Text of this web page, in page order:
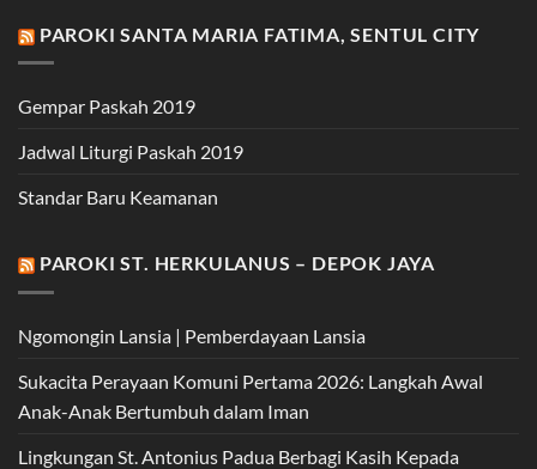
PAROKI SANTA MARIA FATIMA, SENTUL CITY
Gempar Paskah 2019
Jadwal Liturgi Paskah 2019
Standar Baru Keamanan
PAROKI ST. HERKULANUS – DEPOK JAYA
Ngomongin Lansia | Pemberdayaan Lansia
Sukacita Perayaan Komuni Pertama 2026: Langkah Awal
Anak-Anak Bertumbuh dalam Iman
Lingkungan St. Antonius Padua Berbagi Kasih Kepada